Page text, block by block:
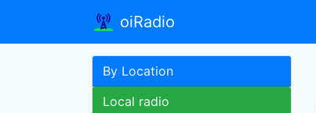
oiRadio
By Location
Local radio